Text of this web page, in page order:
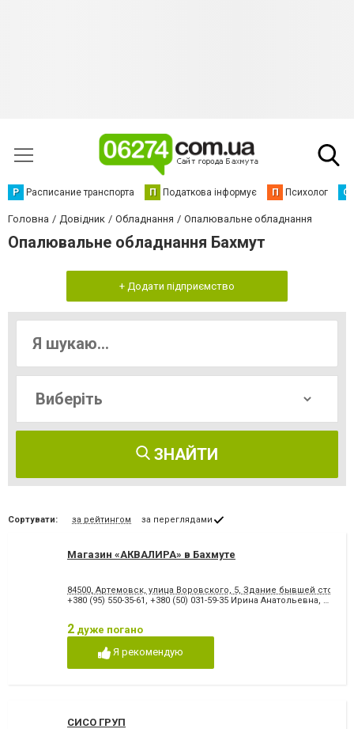
Р Расписание транспорта П Податкова інформує П Психолог С
Головна Довідник Обладнання Опалювальне обладнання
Опалювальне обладнання Бахмут
+ Додати підприємство
ЗНАЙТИ
Сортувати: за рейтингом за переглядами
Магазин «АКВАЛИРА» в Бахмуте
84500, Артемовск, улица Воровского, 5, Здание бывшей
+380 (95) 550-35-61 , +380 (50) 031-59-35 Ирина Анатольевна, 44-93-
2 дуже погано
Я рекомендую
СИСО ГРУП